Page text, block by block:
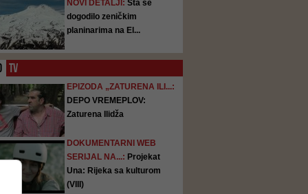
NOVI DETALJI: Šta se
dogodilo zeničkim
planinarima na El...
TV
EPIZODA „ZATURENA ILI...:
DEPO VREMEPLOV:
Zaturena Ilidža
DOKUMENTARNI WEB
SERIJAL NA...: Projekat
Una: Rijeka sa kulturom
(VIII)